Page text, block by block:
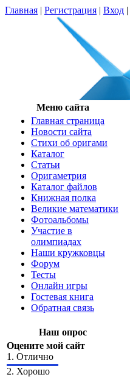
Главная | Регистрация | Вход |
Меню сайта
Главная страница
Новости сайта
Cтихи об оригами
Каталог
Статьи
Оригаметрия
Каталог файлов
Книжная полка
Великие математики
Фотоальбомы
Участие в
олимпиадах
Наши кружковцы
Форум
Тесты
Онлайн игры
Гостевая книга
Обратная связь
Наш опрос
Оцените мой сайт
1. Отлично
2. Хорошо